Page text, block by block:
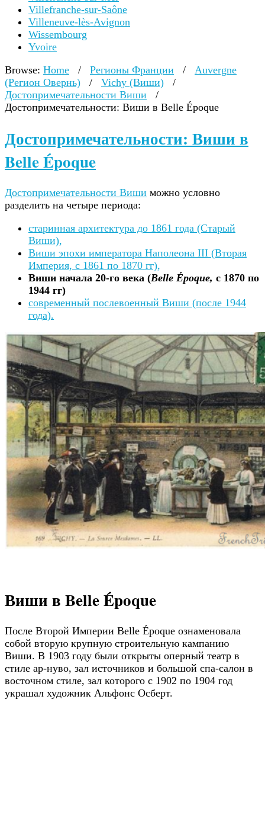
Villefranche-sur-Saône
Villeneuve-lès-Avignon
Wissembourg
Yvoire
Browse: Home / Регионы Франции /
Auvergne
(Регион Овернь)
/ Vichy (Виши)
/
Достопримечательности Виши
/
Достопримечательности: Виши в Belle Époque
Достопримечательности: Виши в
Belle Époque
Достопримечательности Виши можно условно
разделить на четыре периода:
старинная архитектура до 1861 года (Старый
Виши),
Виши эпохи императора Наполеона III (Вторая
Империя, c 1861 по 1870 гг),
Виши начала 20-го века (Belle Époque, с 1870 по
1944 гг)
современный послевоенный Виши (после 1944
года).
Виши в Belle Époque
После Второй Империи Belle Époque ознаменовала
собой вторую крупную строительную кампанию
Виши. В 1903 году были открыты оперный театр в
стиле ар-нуво, зал источников и большой спа-салон в
восточном стиле, зал которого с 1902 по 1904 год
украшал художник Альфонс Осберт.